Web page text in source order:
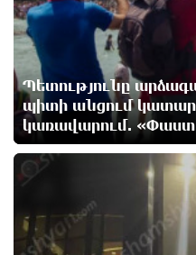
առաջարկում է
Հայրենիքը
ազգային
Սամվել
Կաթողիկոսի
Պետությունը
պիտի անցում
կառավարում.
4